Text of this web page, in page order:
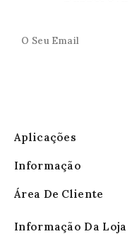
Aplicações
Informação
Área De Cliente
Informação Da Loja